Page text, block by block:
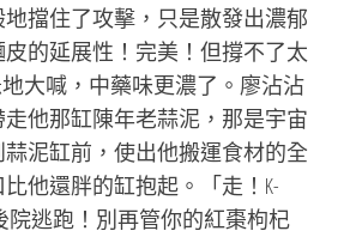
擋住了攻擊，只是散發出濃郁
的延展性！完美！但撐不了太
地大喊，中藥味更濃了。廖沾沾
他那缸陳年老蒜泥，那是宇宙
泥缸前，使出他搬運食材的全
他還胖的缸抱起。「走！K-
院逃跑！別再管你的紅棗枸杞